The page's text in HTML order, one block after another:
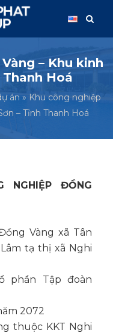
– Khu kinh
Hoá
án» Khu công nghiệp
– Tỉnh Thanh Hoá
NGHIỆP ĐỒNG
Vàng xã Tân
tạ thị xã Nghi
phần Tập đoàn
2072
thuộc KKT Nghi